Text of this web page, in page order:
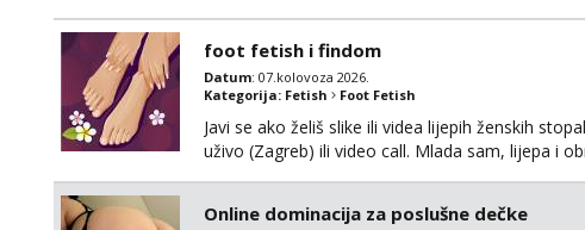
foot fetish i findom
Datum: 07.kolovoza 2026.
Kategorija: Fetish Foot Fetish
Javi se ako želiš slike ili videa lijepih ženskih
uživo (Zagreb) ili video call. Mlada sam, lijepa i
Online dominacija za poslušne dečke